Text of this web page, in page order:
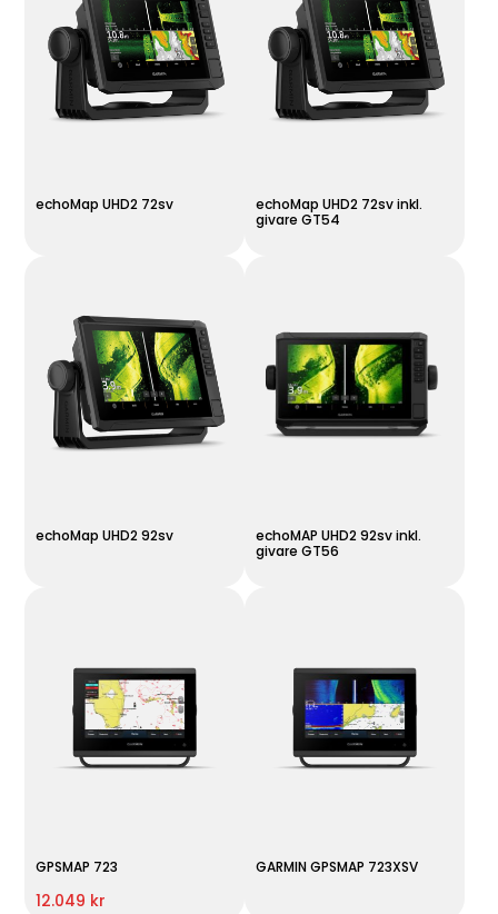
echoMap UHD2 72sv
echoMap UHD2 72sv inkl.
givare GT54
echoMap UHD2 92sv
echoMAP UHD2 92sv inkl.
givare GT56
GPSMAP 723
12.049 kr
GARMIN GPSMAP 723XSV